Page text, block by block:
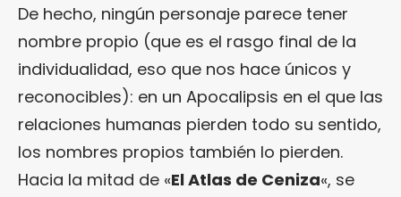
De hecho, ningún personaje parece tener
nombre propio (que es el rasgo final de la
individualidad, eso que nos hace únicos y
reconocibles): en un Apocalipsis en el que las
relaciones humanas pierden todo su sentido,
los nombres propios también lo pierden.
Hacia la mitad de «El Atlas de Ceniza«, se